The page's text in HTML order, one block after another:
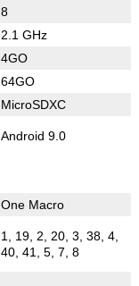
8
2.1 GHz
4GO
64GO
MicroSDXC
Android 9.0
One Macro
1, 19, 2, 20, 3, 38, 4,
40, 41, 5, 7, 8